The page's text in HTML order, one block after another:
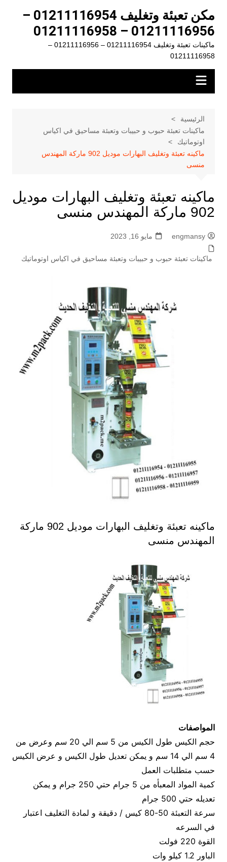
المحتوى
مكن تعبئة وتغليف 01211116954 –
01211116956 – 01211116958
ماكينات تعبئة وتغليف 01211116954 – 01211116956 –
01211116958
الرئيسية
ماكينات تعبئة حبوب و حبيبات وتعبئة مساحيق في اكياس
اوتوماتيك
ماكينه تعبئة وتغليف البهارات موديل 902 ماركة المهندس
منسى
ماكينه تعبئة وتغليف البهارات موديل
902 ماركة المهندس منسى
engmansy مايو 16, 2023
ماكينات تعبئة حبوب و حبيبات وتعبئة مساحيق في اكياس اوتوماتيك
ماكينه تعبئة وتغليف البهارات موديل 902 ماركة
المهندس منسى
المواصفات
حجم الكيس طول الكيس من 5 سم الي 20 سم وعرض من
4 سم الي 14 سم و يمكن تعديل طول الكيس و عرض الكيس
حسب متطلبات العمل
كمية المواد المعبأه من 5 جرام حتي 250 جرام و يمكن
تعديله حتي 500 جرام
سرعة التعبئة 50-80 كيس / دقيقة و لمادة التغليف اعتبار
في السرعه
القوة 220 فولت
الباور 1.2 كيلو وات